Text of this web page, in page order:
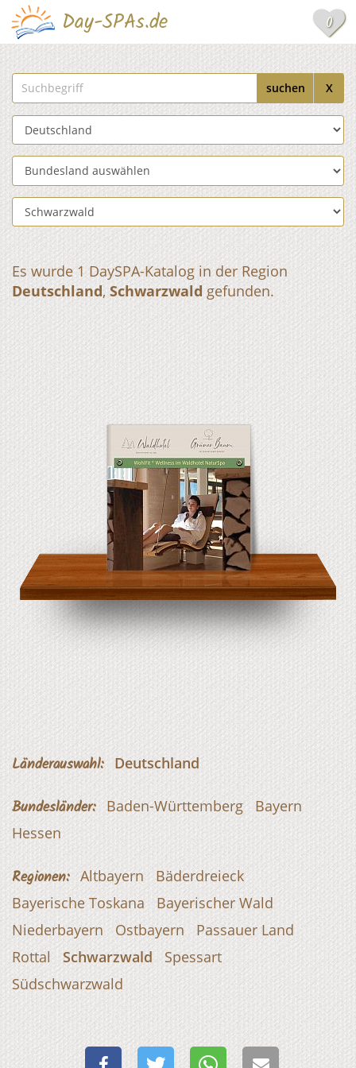
Day-SPAs.de 0
Suchbegriff suchen X
Land auswählen
Bundesland auswählen
Region auswählen
Es wurde 1 DaySPA-Katalog in der Region
Deutschland, Schwarzwaldgefunden.
Länderauswahl: Deutschland
Bundesländer:Baden-Württemberg
Bayern
Hessen
Regionen: Altbayern
Bäderdreieck
Bayerische Toskana
Bayerischer Wald
Niederbayern
Ostbayern
Passauer Land
Rottal
Schwarzwald
Spessart
Südschwarzwald